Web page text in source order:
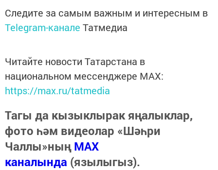
Следите за самым важным и интересным в
Telegram-канале Татмедиа
Читайте новости Татарстана в
национальном мессенджере MАХ:
https://max.ru/tatmedia
Тагы да кызыклырак яңалыклар,
фото һәм видеолар «Шәһри
Чаллы»ныңMAX
каналында (язылыгыз).